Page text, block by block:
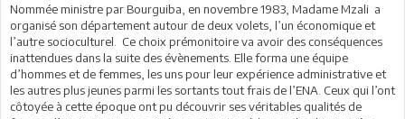
Nommée ministre par Bourguiba, en novembre 1983, Madame Mzali a
organisé son département autour de deux volets, l’un économique et
l’autre socioculturel. Ce choix prémonitoire va avoir des conséquences
inattendues dans la suite des évènements. Elle forma une équipe
d’hommes et de femmes, les uns pour leur expérience administrative et
les autres plus jeunes parmi les sortants tout frais de l’ENA. Ceux qui l’ont
côtoyée à cette époque ont pu découvrir ses véritables qualités de